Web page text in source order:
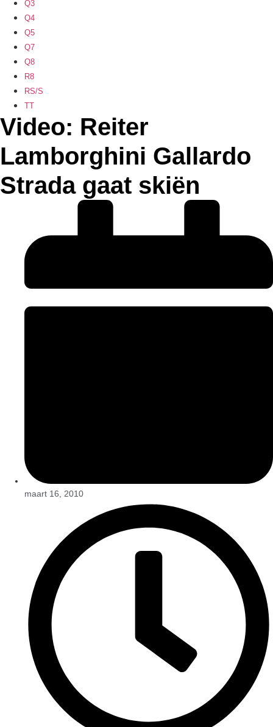
Q3
Q4
Q5
Q7
Q8
R8
RS/S
TT
Video: Reiter
Lamborghini Gallardo
Strada gaat skiën
maart 16, 2010